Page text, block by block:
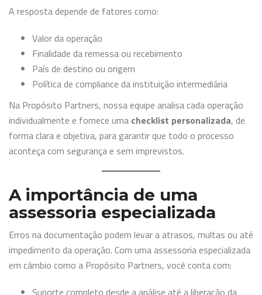
A resposta depende de fatores como:
Valor da operação
Finalidade da remessa ou recebimento
País de destino ou origem
Política de compliance da instituição intermediária
Na Propósito Partners, nossa equipe analisa cada operação
individualmente e fornece uma checklist personalizada, de
forma clara e objetiva, para garantir que todo o processo
aconteça com segurança e sem imprevistos.
A importância de uma
assessoria especializada
Erros na documentação podem levar a atrasos, multas ou até
impedimento da operação. Com uma assessoria especializada
em câmbio como a Propósito Partners, você conta com: